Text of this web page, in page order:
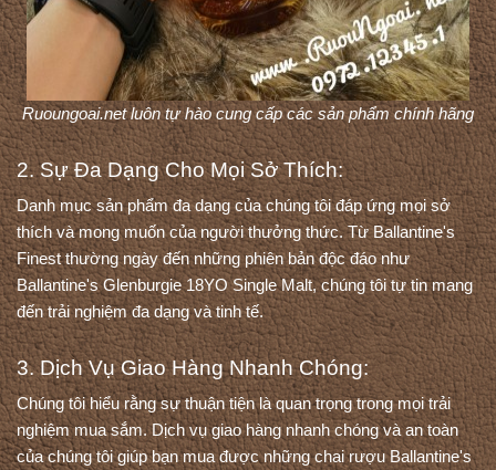
Ruoungoai.net luôn tự hào cung cấp các sản phẩm chính hãng
2. Sự Đa Dạng Cho Mọi Sở Thích:
Danh mục sản phẩm đa dạng của chúng tôi đáp ứng mọi sở
thích và mong muốn của người thưởng thức. Từ Ballantine's
Finest thường ngày đến những phiên bản độc đáo như
Ballantine's Glenburgie 18YO Single Malt, chúng tôi tự tin mang
đến trải nghiệm đa dạng và tinh tế.
3. Dịch Vụ Giao Hàng Nhanh Chóng:
Chúng tôi hiểu rằng sự thuận tiện là quan trọng trong mọi trải
nghiệm mua sắm. Dịch vụ giao hàng nhanh chóng và an toàn
của chúng tôi giúp bạn mua được những chai rượu Ballantine's